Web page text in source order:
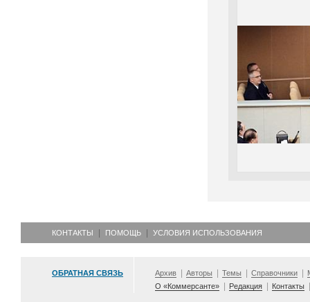
КОНТАКТЫ ПОМОЩЬ УСЛОВИЯ ИСПОЛЬЗОВАНИЯ
ОБРАТНАЯ СВЯЗЬ Архив Авторы Темы Справочники
О «Коммерсанте»
Редакция Контакты